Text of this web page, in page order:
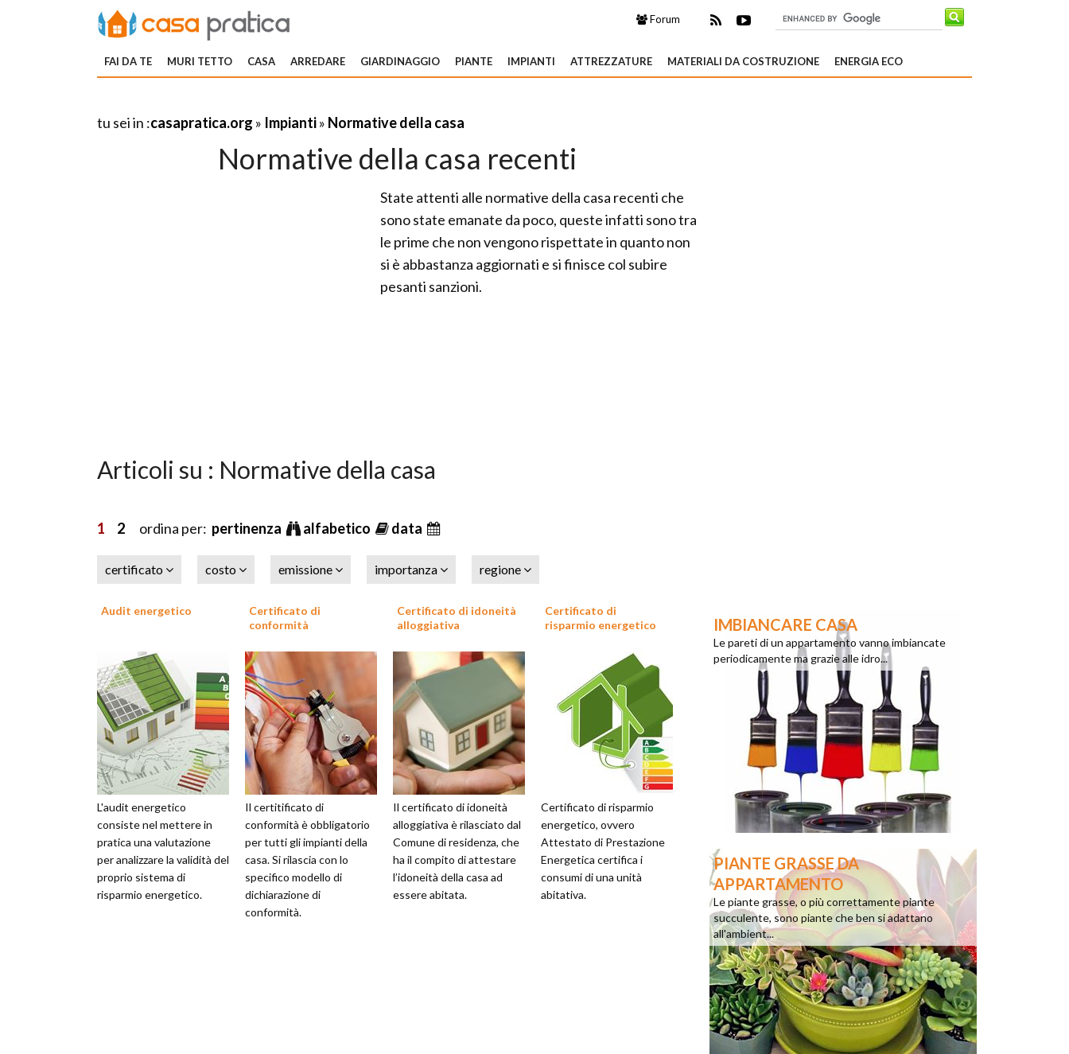
Forum
FAI DA TE MURI TETTO CASA ARREDARE GIARDINAGGIO PIANTE IMPIANTI ATTREZZATURE MATERIALI DA COSTRUZIONE ENERGIA ECO
tu sei in :casapratica.org » Impianti» Normative della casa
Normative della casa recenti
State attenti alle normative della casa recenti che
sono state emanate da poco, queste infatti sono tra
le prime che non vengono rispettate in quanto non
si è abbastanza aggiornati e si finisce col subire
pesanti sanzioni.
Articoli su : Normative della casa
1 2 ordina per: pertinenza alfabetico data
certificato costo emissione importanza regione
Audit energetico
L'audit energetico
consiste nel mettere in
pratica una valutazione
per analizzare la validità del
proprio sistema di
risparmio energetico.
Certificato di
conformità
Il certitificato di
conformità è obbligatorio
per tutti gli impianti della
casa. Si rilascia con lo
specifico modello di
dichiarazione di
conformità.
Certificato di idoneità
alloggiativa
Il certificato di idoneità
alloggiativa è rilasciato dal
Comune di residenza, che
ha il compito di attestare
l’idoneità della casa ad
essere abitata.
Certificato di
risparmio energetico
Certificato di risparmio
energetico, ovvero
Attestato di Prestazione
Energetica certifica i
consumi di una unità
abitativa.
IMBIANCARE CASA
Le pareti di un appartamento vanno imbiancate
periodicamente ma grazie alle idro...
PIANTE GRASSE DA
APPARTAMENTO
Le piante grasse, o più correttamente piante
succulente, sono piante che ben si adattano
all'ambient...